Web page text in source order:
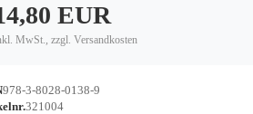
EUR
MwSt., zzgl. Versandkosten
978-3-8028-0138-9
321004